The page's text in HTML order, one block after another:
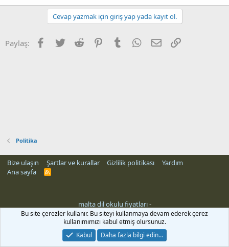
Cevap yazmak için giriş yap yada kayıt ol.
Paylaş: Facebook
Twitter Reddit PinterestTumblr WhatsApp
E-posta
Politika
Bize ulaşın Şartlar ve kurallar Gizlilik politikası
Yardım
Ana sayfa
R
malta dil okulu fiyatları-
Bu site çerezler kullanır. Bu siteyi kullanmaya devam ederek çerez
kullanımımızı kabul etmiş olursunuz.
Kabul
Daha fazla bilgi edin…